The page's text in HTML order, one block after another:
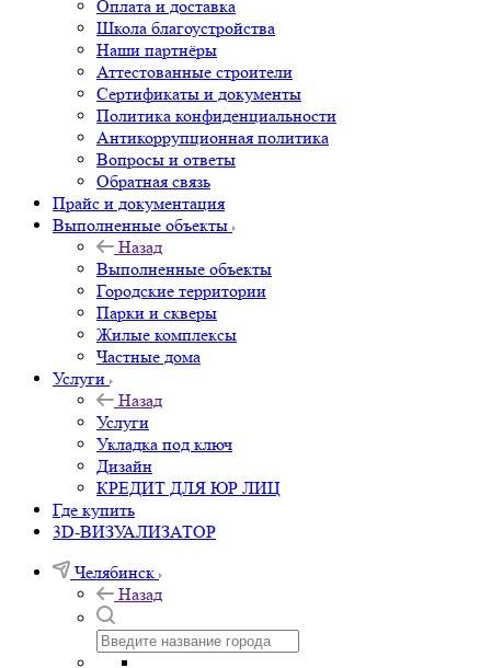
Оплата и доставка
Школа благоустройства
Наши партнёры
Аттестованные строители
Сертификаты и документы
Политика конфиденциальности
Антикоррупционная политика
Вопросы и ответы
Обратная связь
Прайс и документация
Выполненные объекты
Назад
Выполненные объекты
Городские территории
Парки и скверы
Жилые комплексы
Частные дома
Услуги
Назад
Услуги
Укладка под ключ
Дизайн
КРЕДИТ ДЛЯ ЮР ЛИЦ
Где купить
3D-ВИЗУАЛИЗАТОР
Челябинск
Назад